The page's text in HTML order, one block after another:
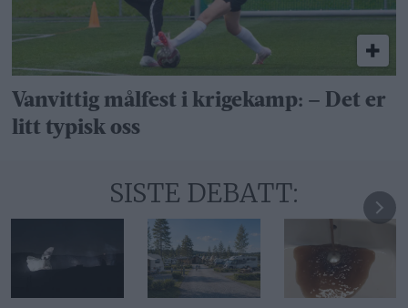
Vanvittig målfest i krigekamp: – Det er
litt typisk oss
SISTE DEBATT: